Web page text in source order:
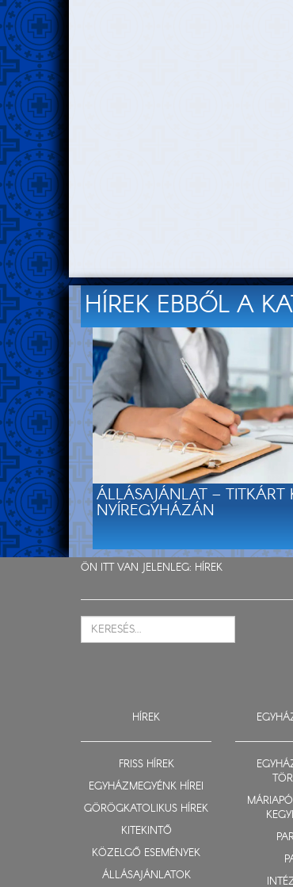
HÍREK EBBŐL A
ÁLLÁSAJÁNLAT – TITKÁRT
NYÍREGYHÁZÁN
ÖN ITT VAN JELENLEG: HÍREK
HÍREK
FRISS HÍREK
EGYHÁZMEGYÉNK HÍREI
GÖRÖGKATOLIKUS HÍREK
KITEKINTŐ
KÖZELGŐ ESEMÉNYEK
ÁLLÁSAJÁNLATOK